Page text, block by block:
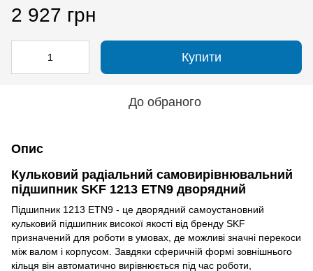
2 927 грн
Купити
До обраного
Опис
Кульковий радіальний самовирівнювальний
підшипник SKF 1213 ETN9 дворядний
Підшипник 1213 ETN9 - це дворядний самоустановний
кульковий підшипник високої якості від бренду SKF
призначений для роботи в умовах, де можливі значні перекоси
між валом і корпусом. Завдяки сферичній формі зовнішнього
кільця він автоматично вирівнюється під час роботи,